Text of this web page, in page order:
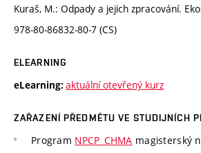
Kuraš, M.: Odpady a jejich zpracování.
978-80-86832-80-7 (CS)
ELEARNING
eLearning: aktuální otevřený kurz
ZAŘAZENÍ PŘEDMĚTU VE STUDIJNÍCH
Program NPCP_CHMA magisterský